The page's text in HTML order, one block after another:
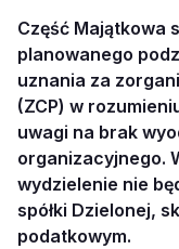
Część Majątkowa
planowanego
uznania za
(ZCP) w
uwagi na brak
organizacyjnego.
wydzielenie nie
spółki Dzielonej,
podatkowym.